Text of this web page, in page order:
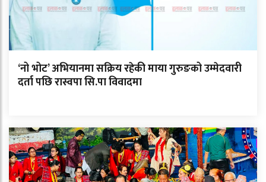
‘नो भोट’ अभियानमा सक्रिय रहेकी माया गुरुङको उम्मेदवारी
दर्ता पछि रास्वपा सि.पा विवादमा